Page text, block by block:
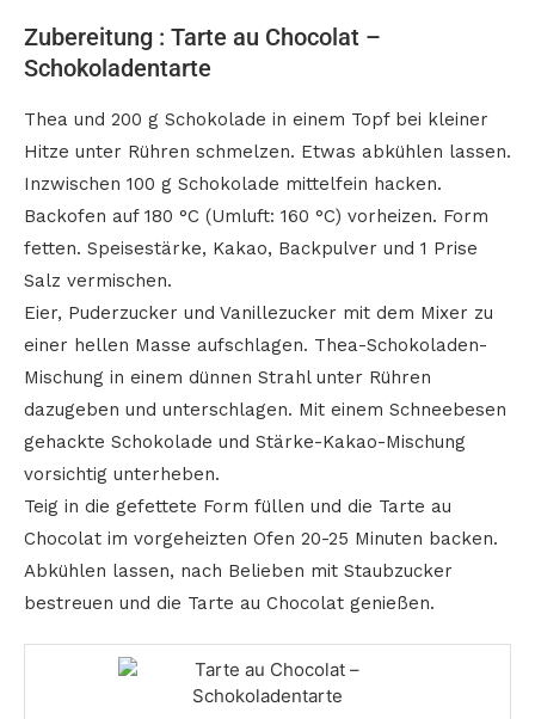
Zubereitung : Tarte au Chocolat –
Schokoladentarte
Thea und 200 g Schokolade in einem Topf bei kleiner
Hitze unter Rühren schmelzen. Etwas abkühlen lassen.
Inzwischen 100 g Schokolade mittelfein hacken.
Backofen auf 180 °C (Umluft: 160 °C) vorheizen. Form
fetten. Speisestärke, Kakao, Backpulver und 1 Prise
Salz vermischen.
Eier, Puderzucker und Vanillezucker mit dem Mixer zu
einer hellen Masse aufschlagen. Thea-Schokoladen-
Mischung in einem dünnen Strahl unter Rühren
dazugeben und unterschlagen. Mit einem Schneebesen
gehackte Schokolade und Stärke-Kakao-Mischung
vorsichtig unterheben.
Teig in die gefettete Form füllen und die Tarte au
Chocolat im vorgeheizten Ofen 20-25 Minuten backen.
Abkühlen lassen, nach Belieben mit Staubzucker
bestreuen und die Tarte au Chocolat genießen.